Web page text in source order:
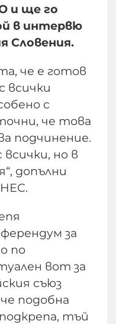
и ще го
в интервю
Словения.
че е готов
всички
с
че това
подчинение.
но в
допълни
за
по
вот за
съюз
подобна
тъй